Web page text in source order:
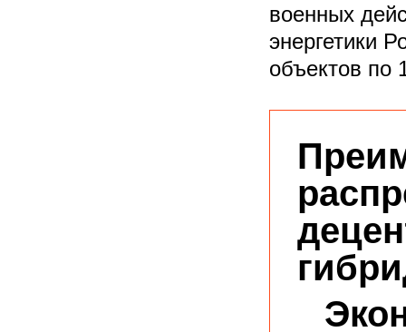
военных
энергетики
объектов по